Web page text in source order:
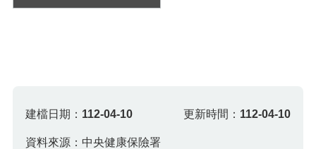
建檔日期： 112-04-10 更新時間： 112-04-10
資料來源：中央健康保險署